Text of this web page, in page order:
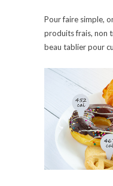
Pour faire simple,
produits frais, non
beau tablier pour